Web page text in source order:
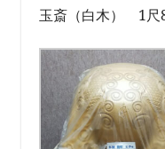
玉斎（白木） 1尺